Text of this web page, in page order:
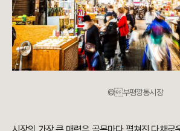
©부평깡통시장